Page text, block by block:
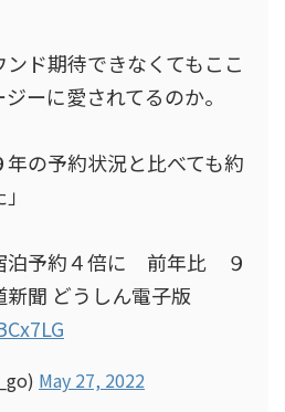
ド期待できなくてもここ
ーに愛されてるのか。
年の予約状況と比べても約
泊予約４倍に 前年比 ９
聞 どうしん電子版
May 27, 2022